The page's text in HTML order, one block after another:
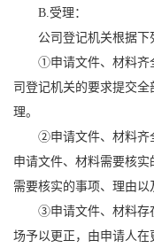
B.受理：
公司登记机关根据下
①申请文件、材料齐
司登记机关的要求提交
理。
②申请文件、材料齐
申请文件、材料需要核
需要核实的事项、理由以
③申请文件、材料存
场予以更正，由申请人